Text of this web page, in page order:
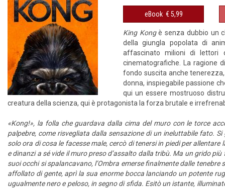
eBook € 5,99
King Kongè senza dubbio un
della giungla popolata di
affascinato milioni di lettori
cinematografiche. La ragione
fondo suscita anche
donna, inspiegabile passione
qui un essere mostruoso
creatura della scienza, qui è protagonista la forza brutale e
«Kong!», la folla che guardava dalla cima del muro con le torce
palpebre, come risvegliata dalla sensazione di un ineluttabile fato.
solo ora di cosa le facesse male, cercò di tenersi in piedi per
e dinanzi a sé vide il muro preso d’assalto dalla tribù. Ma un grido
suoi occhi si spalancavano, l’Ombra emerse finalmente dalle
affollato di gente, aprì la sua enorme bocca lanciando un potente
ugualmente nero e peloso, in segno di sfida. Esitò un istante,